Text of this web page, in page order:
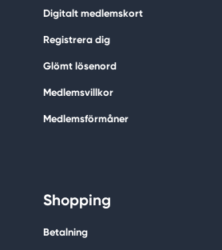
Digitalt medlemskort
Registrera dig
Glömt lösenord
Medlemsvillkor
Medlemsförmåner
Shopping
Betalning